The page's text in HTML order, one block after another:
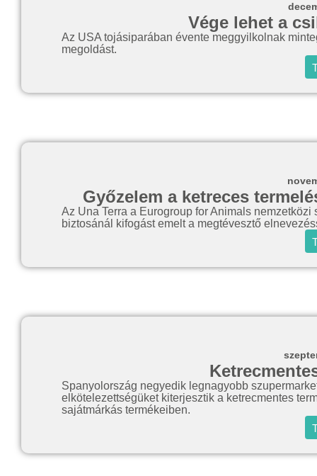
Vége lehet a
Az USA tojásiparában évente meggyilkolnak
megoldást.
Győzelem a ketreces
Az Una Terra a Eurogroup for Animals
biztosánál kifogást emelt a megtévesztő
Spanyolország negyedik legnagyobb
elkötelezettségüket kiterjesztik a ketrecmentes
sajátmárkás termékeiben.